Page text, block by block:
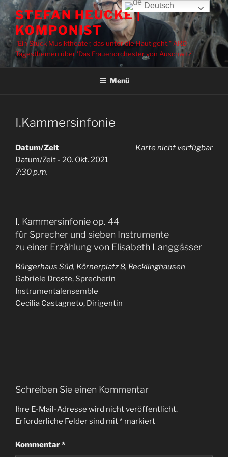
Zum
Inhalt
springen
STEFAN HEUCKE |
KOMPONIST
"Ein Stück Musiktheater, das unter die Haut geht." ARD
Tagesthemen über 'Das Frauenorchester von Auschwitz'
Menü
I.Kammersinfonie
Karte nicht verfügbar
Datum/Zeit
Datum/Zeit - 20. Okt. 2021
7:30 p.m.
I. Kammersinfonie op. 44
für Sprecher und sieben Instrumente
zu einer Erzählung von Elisabeth Langgässer
Bürgerhaus Süd, Körnerplatz 8, Recklinghausen
Gabriele Droste, Sprecherin
Instrumentalensemble
Cecilia Castagneto, Dirigentin
Schreiben Sie einen Kommentar
Ihre E-Mail-Adresse wird nicht veröffentlicht.
Erforderliche Felder sind mit* markiert
Kommentar*
Deutsch